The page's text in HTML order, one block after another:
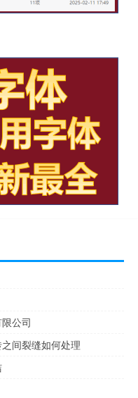
公司
间裂缝如何处理